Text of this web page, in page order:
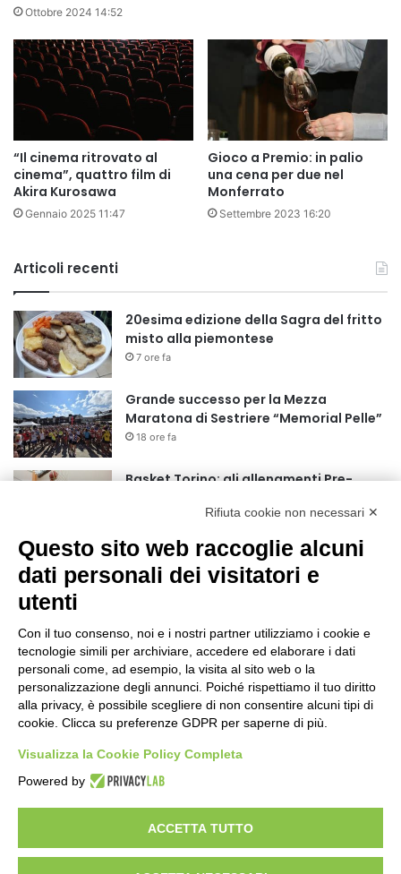
Ottobre 2024 14:52
“Il cinema ritrovato al
cinema”, quattro film di
Akira Kurosawa
Gennaio 2025 11:47
Gioco a Premio: in palio
una cena per due nel
Monferrato
Settembre 2023 16:20
Articoli recenti
20esima edizione della Sagra del fritto
misto alla piemontese
7 ore fa
Grande successo per la Mezza
Maratona di Sestriere “Memorial Pelle”
18 ore fa
Basket Torino: gli allenamenti Pre-
75 anni di INFN. La comunità, la storia, il
futuro della ricerca in fisica
Stop alla linea Torino-Bardonecchia
nel pieno della stagione turistica
1 giorno fa
Grande partecipazione alla Festa della
Madonna della Neve al Rifugio Ciao
2 giorni fa
Visibileweb - IT03270560802 - info@cronacamilano.it
Rifiuta cookie non necessari ✕
Questo sito web raccoglie alcuni
dati personali dei visitatori e
utenti
Con il tuo consenso, noi e i nostri partner utilizziamo i cookie e
tecnologie simili per archiviare, accedere ed elaborare i dati
personali come, ad esempio, la visita al sito web o la
personalizzazione degli annunci. Poiché rispettiamo il tuo diritto
alla privacy, è possibile scegliere di non consentire alcuni tipi di
cookie. Clicca su preferenze GDPR per saperne di più.
Visualizza la Cookie Policy Completa
Powered by
ACCETTA TUTTO